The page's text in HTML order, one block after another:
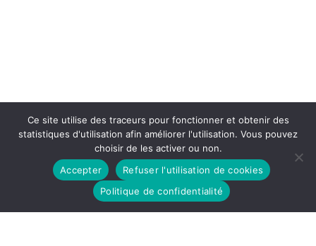
Ce site utilise des traceurs pour fonctionner et obtenir des
statistiques d'utilisation afin améliorer l'utilisation. Vous pouvez
choisir de les activer ou non.
Accepter
Refuser l'utilisation de cookies
Politique de confidentialité